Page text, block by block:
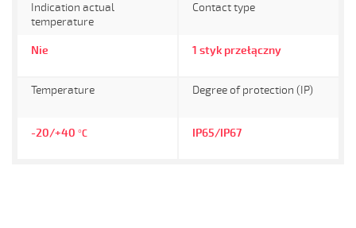
Indication actual
temperature
Nie
Contact type
1 styk przełączny
Temperature
-20/+40 °C
Degree of protection (IP)
IP65/IP67